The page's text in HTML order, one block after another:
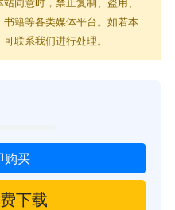
同意时，禁止复制、盗用、
籍等各类媒体平台。如若本
联系我们进行处理。
购买
下载